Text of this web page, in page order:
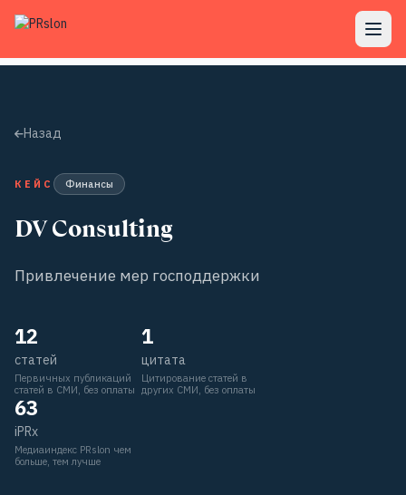
Назад
КЕЙС Финансы
DV Consulting
Привлечение мер господдержки
12
статей
Первичных публикаций
статей в СМИ, без оплаты
1
цитата
Цитирование статей в
других СМИ, без оплаты
63
iPRx
Медиаиндекс PRslon чем
больше, тем лучше